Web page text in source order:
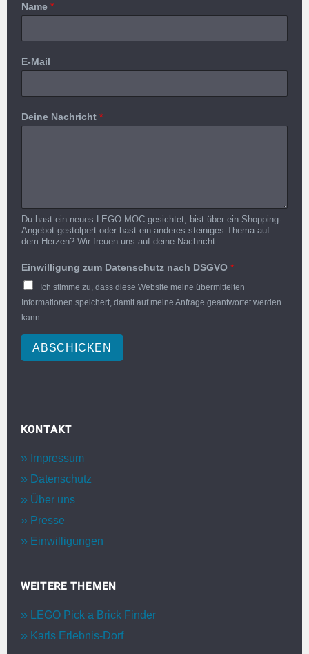
Name *
E-Mail
Deine Nachricht *
Du hast ein neues LEGO MOC gesichtet, bist über ein Shopping-
Angebot gestolpert oder hast ein anderes steiniges Thema auf
dem Herzen? Wir freuen uns auf deine Nachricht.
Einwilligung zum Datenschutz nach DSGVO *
Ich stimme zu, dass diese Website meine übermittelten
Informationen speichert, damit auf meine Anfrage geantwortet werden
kann.
ABSCHICKEN
KONTAKT
Impressum
Datenschutz
Über uns
Presse
Einwilligungen
WEITERE THEMEN
LEGO Pick a Brick Finder
Karls Erlebnis-Dorf